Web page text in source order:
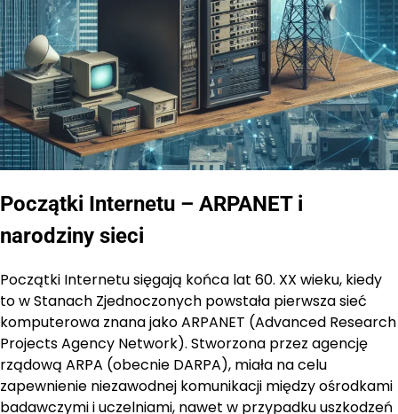
Początki Internetu – ARPANET i
narodziny sieci
Początki Internetu sięgają końca lat 60. XX wieku, kiedy
to w Stanach Zjednoczonych powstała pierwsza sieć
komputerowa znana jako ARPANET (Advanced Research
Projects Agency Network). Stworzona przez agencję
rządową ARPA (obecnie DARPA), miała na celu
zapewnienie niezawodnej komunikacji między ośrodkami
badawczymi i uczelniami, nawet w przypadku uszkodzeń